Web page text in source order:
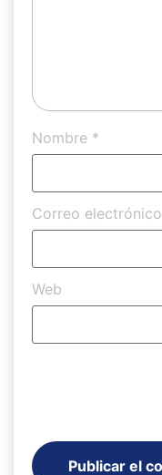
Nombre *
Correo electrónico
Web